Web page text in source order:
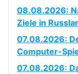
08.08.2026:
Ziele in
07.08.2026:
Computer-
07.08.2026: